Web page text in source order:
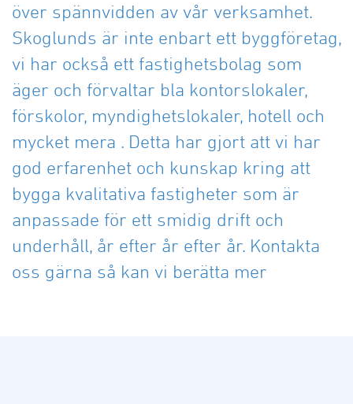
över spännvidden av vår verksamhet.
Skoglunds är inte enbart ett byggföretag,
vi har också ett fastighetsbolag som
äger och förvaltar bla kontorslokaler,
förskolor, myndighetslokaler, hotell och
mycket mera . Detta har gjort att vi har
god erfarenhet och kunskap kring att
bygga kvalitativa fastigheter som är
anpassade för ett smidig drift och
underhåll, år efter år efter år. Kontakta
oss gärna så kan vi berätta mer